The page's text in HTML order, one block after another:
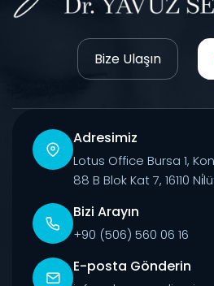
Bize Ulaşın
Adresimiz
Lotus Office Bursa 1,
88 B Blok Kat 7, 16110
Bizi Arayın
+90 (506) 560 06 16
E-posta Gönderin